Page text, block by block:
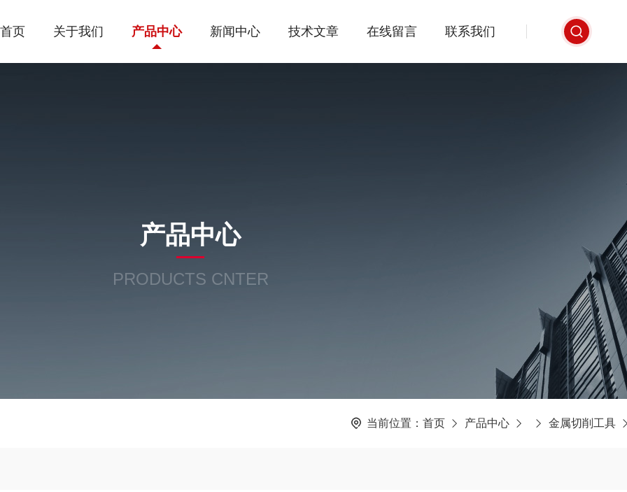
页 关于我们 产品中心 新闻中心 技术文章 在线留言 联系我们
产品中心
PRODUCTS CNTER
当前位置： 首页 产品中心 金属切削工具